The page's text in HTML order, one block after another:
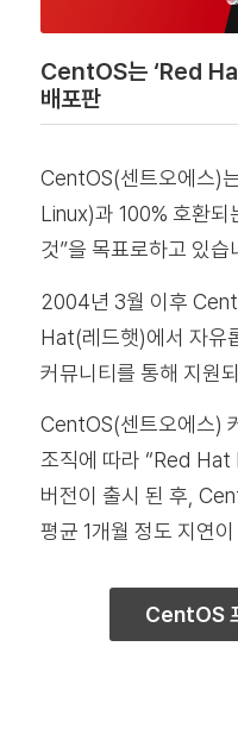
CentOS는 ‘Red
배포판
CentOS(센트오에스)
Linux)과 100% 호환되
것”을 목표로하고 있습
2004년 3월 이후
Hat(레드햇)에서 자유
커뮤니티를 통해 지원
CentOS(센트오에스)
조직에 따라 “Red
버전이 출시 된 후,
평균 1개월 정도 지연
CentOS